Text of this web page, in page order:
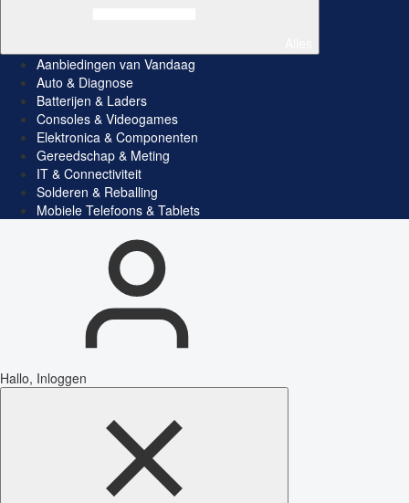
Aanbiedingen van Vandaag
Auto & Diagnose
Batterijen & Laders
Consoles & Videogames
Elektronica & Componenten
Gereedschap & Meting
IT & Connectiviteit
Solderen & Reballing
Mobiele Telefoons & Tablets
Hallo, Inloggen